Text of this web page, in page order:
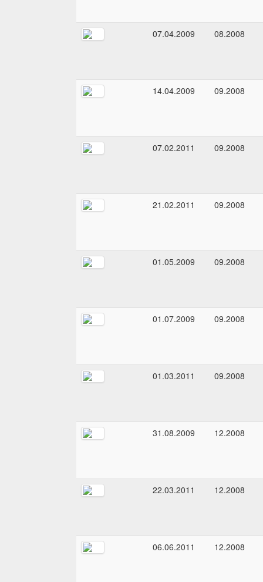
07.04.2009 08.2008
14.04.2009 09.2008
07.02.2011 09.2008
21.02.2011 09.2008
01.05.2009 09.2008
01.07.2009 09.2008
01.03.2011 09.2008
31.08.2009 12.2008
22.03.2011 12.2008
06.06.2011 12.2008